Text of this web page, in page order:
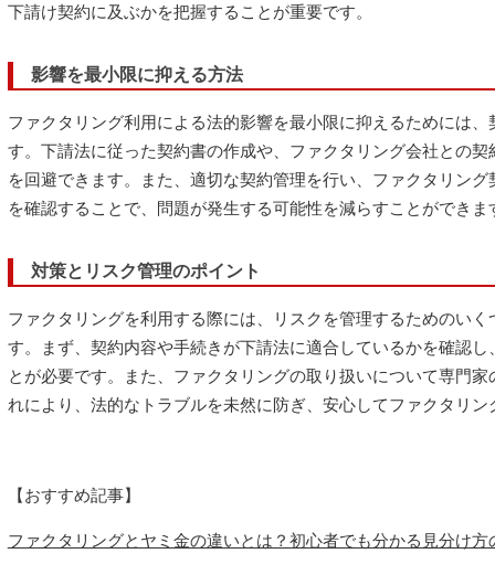
下請け契約に及ぶかを把握することが重要です。
影響を最小限に抑える方法
ファクタリング利用による法的影響を最小限に抑えるためには
す。下請法に従った契約書の作成や、ファクタリング会社との
を回避できます。また、適切な契約管理を行い、ファクタリン
を確認することで、問題が発生する可能性を減らすことができま
対策とリスク管理のポイント
ファクタリングを利用する際には、リスクを管理するためのい
す。まず、契約内容や手続きが下請法に適合しているかを確認
とが必要です。また、ファクタリングの取り扱いについて専門
れにより、法的なトラブルを未然に防ぎ、安心してファクタリ
【おすすめ記事】
ファクタリングとヤミ金の違いとは？初心者でも分かる見分け方